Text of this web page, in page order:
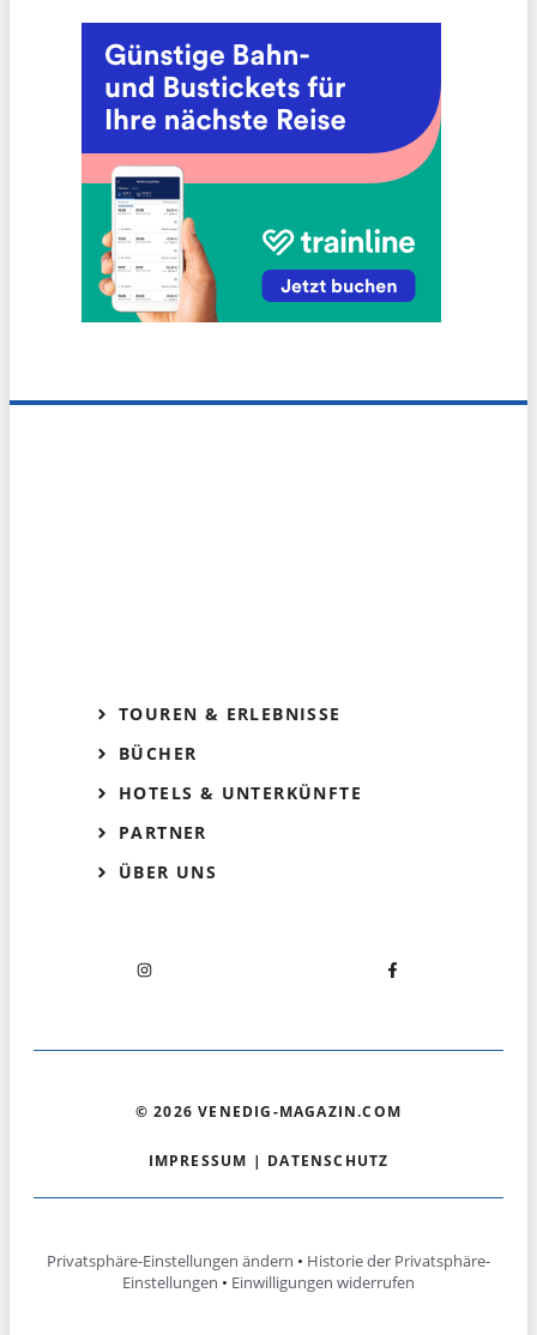
TOUREN & ERLEBNISSE
BÜCHER
HOTELS & UNTERKÜNFTE
PARTNER
ÜBER UNS
© 2026 VENEDIG-MAGAZIN.COM
IMPRESSUM | DATENSCHUTZ
Privatsphäre-Einstellungen ändern • Historie der Privatsphäre-
Einstellungen • Einwilligungen widerrufen